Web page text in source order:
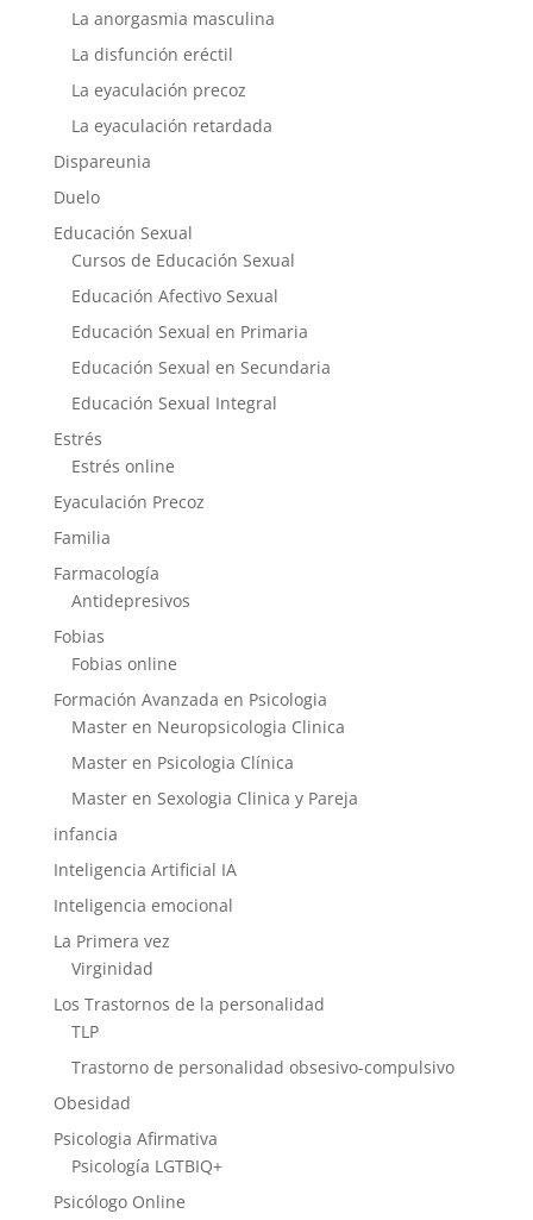
La anorgasmia masculina
La disfunción eréctil
La eyaculación precoz
La eyaculación retardada
Dispareunia
Duelo
Educación Sexual
Cursos de Educación Sexual
Educación Afectivo Sexual
Educación Sexual en Primaria
Educación Sexual en Secundaria
Educación Sexual Integral
Estrés
Estrés online
Eyaculación Precoz
Familia
Farmacología
Antidepresivos
Fobias
Fobias online
Formación Avanzada en Psicologia
Master en Neuropsicologia Clinica
Master en Psicologia Clínica
Master en Sexologia Clinica y Pareja
infancia
Inteligencia Artificial IA
Inteligencia emocional
La Primera vez
Virginidad
Los Trastornos de la personalidad
TLP
Trastorno de personalidad obsesivo-compulsivo
Obesidad
Psicologia Afirmativa
Psicología LGTBIQ+
Psicólogo Online